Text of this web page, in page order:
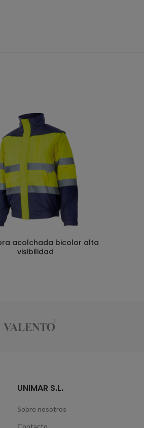
acolchada bicolor alta
visibilidad
UNIMAR S.L.
Sobre nosotros
Contacto